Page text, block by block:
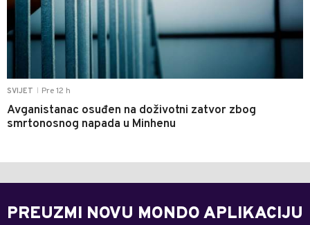
SVIJET Pre 12 h
Avganistanac osuđen na doživotni zatvor zbog
smrtonosnog napada u Minhenu
PREUZMI NOVU MONDO APLIKACIJU